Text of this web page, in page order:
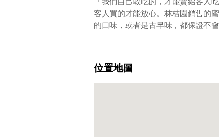
「我們自己敢吃的，才能賣給客人
客人買的才能放心。林桔園銷售的
的口味，或者是古早味，都保證不
位置地圖